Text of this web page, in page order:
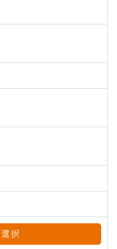
選択